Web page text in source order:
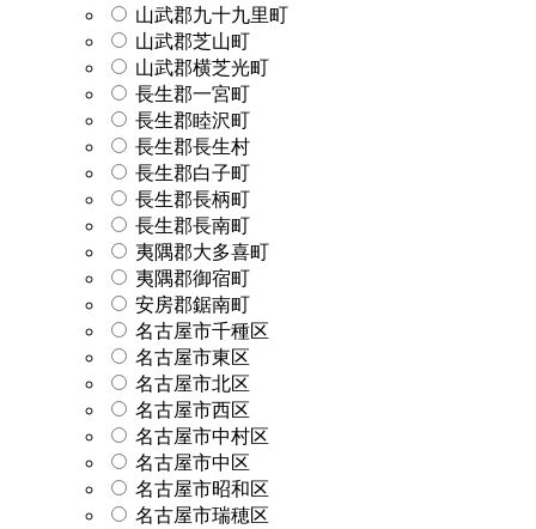
山武郡九十九里町
山武郡芝山町
山武郡横芝光町
長生郡一宮町
長生郡睦沢町
長生郡長生村
長生郡白子町
長生郡長柄町
長生郡長南町
夷隅郡大多喜町
夷隅郡御宿町
安房郡鋸南町
名古屋市千種区
名古屋市東区
名古屋市北区
名古屋市西区
名古屋市中村区
名古屋市中区
名古屋市昭和区
名古屋市瑞穂区